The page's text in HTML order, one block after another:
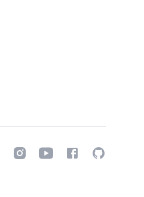
InstagramYoutubeFacebookGitHub